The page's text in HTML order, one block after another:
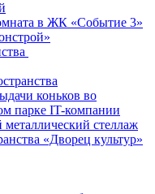
в ЖК «Событие 3»
коньков во
парке IT-компании
стеллаж
«Дворец культур»